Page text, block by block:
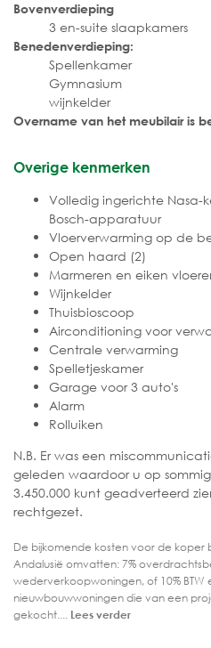
Bovenverdieping
3 en-suite slaapkamers
Benedenverdieping:
Spellenkamer
Gymnasium
wijnkelder
Overname van het meubilair is
Overige kenmerken
Volledig ingerichte Nasa-
Bosch-apparatuur
Vloerverwarming op de
Open haard (2)
Marmeren en eiken
Wijnkelder
Thuisbioscoop
Airconditioning voor
Centrale verwarming
Spelletjeskamer
Garage voor 3 auto's
Alarm
Rolluiken
N.B. Er was een
geleden waardoor u op
3.450.000 kunt geadverteerd
rechtgezet.
De bijkomende kosten voor de
Andalusië omvatten: 7%
wederverkoopwoningen, of 10% BTW
nieuwbouwwoningen die van een
gekocht.... Lees verder